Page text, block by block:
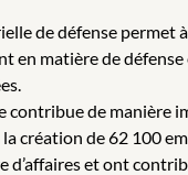
de défense permet
en matière de
contribue de manière
création de 62 100
et ont